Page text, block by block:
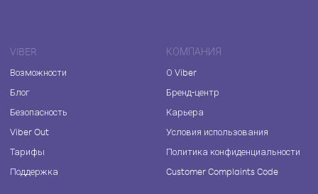
VIBER
Возможности
Блог
Безопасность
Viber Out
Тарифы
Поддержка
КОМПАНИЯ
О Viber
Бренд-центр
Карьера
Условия использования
Политика конфиденциальности
Customer Complaints Code